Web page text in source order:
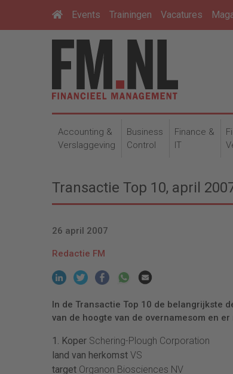
Events Trainingen Vacatures
Accounting &
Verslaggeving
Business
Control
Finance &
IT
Transactie Top 10, april
26 april 2007
Redactie FM
In de Transactie Top 10 de belangrijkste
van de hoogte van de overnamesom en
1. Koper Schering-Plough Corporation
land van herkomst VS
target Organon Biosciences NV